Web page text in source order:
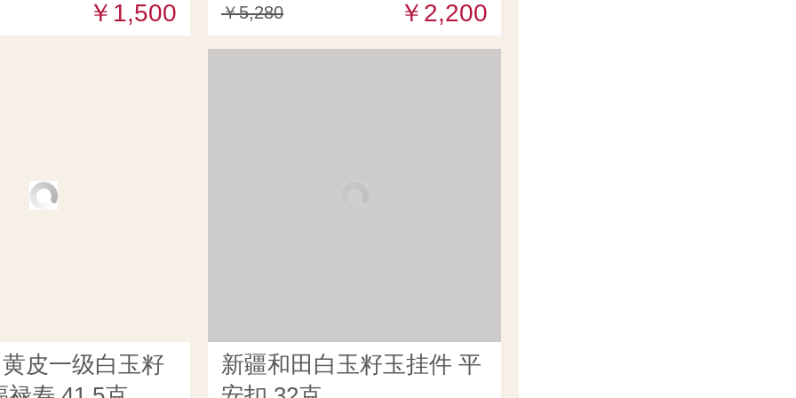
￥1,500 ￥5,280 ￥2,200
皮一级白玉籽
新疆和田白玉籽玉挂件 平